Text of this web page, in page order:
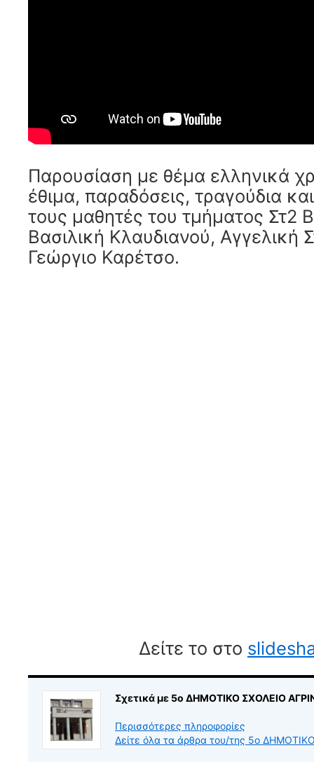
Παρουσίαση με θέμα ελληνικά
έθιμα, παραδόσεις, τραγούδια
τους μαθητές του τμήματος Στ2
Βασιλική Κλαυδιανού, Αγγελική
Γεώργιο Καρέτσο.
Δείτε το στο
Σχετικά με 5ο ΔΗΜΟΤΙΚΟ ΣΧΟΛΕΙΟ
Περισσότερες πληροφορίες
Δείτε όλα τα άρθρα του/της 5ο